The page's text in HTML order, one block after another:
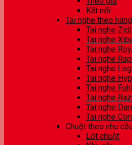
Kết nối
Tai nghe theo hãng
Tai nghe
Tai nghe
Tai nghe
Tai nghe
Tai nghe
Tai nghe
Tai nghe
Tai nghe
Tai nghe
Tai nghe
Chuột theo nhu
Lót chuột